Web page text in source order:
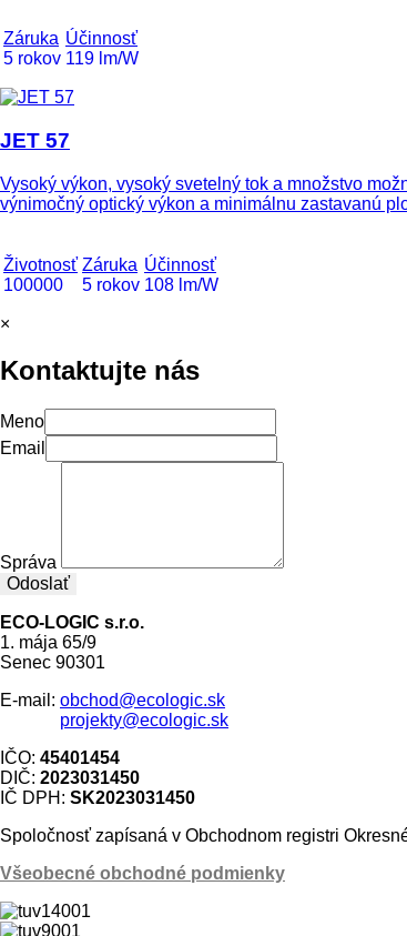
Záruka
5 rokov
Účinnosť
119 lm/W
JET 57
Vysoký výkon, vysoký svetelný tok a množstvo
výnimočný optický výkon a minimálnu zastavanú
Životnosť
100000
Záruka
5 rokov
Účinnosť
108 lm/W
×
Kontaktujte nás
Meno
Email
Správa
Odoslať
ECO-LOGIC s.r.o.
1. mája 65/9
Senec 90301
E-mail: obchod@ecologic.sk
projekty@ecologic.sk
IČO: 45401454
DIČ: 2023031450
IČ DPH: SK2023031450
Spoločnosť zapísaná v Obchodnom registri
Všeobecné obchodné podmienky